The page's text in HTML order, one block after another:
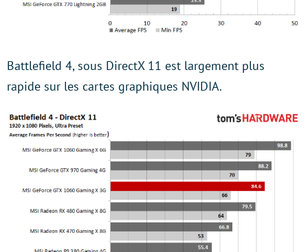
Battlefield 4, sous DirectX 11 est largement plus
rapide sur les cartes graphiques NVIDIA.